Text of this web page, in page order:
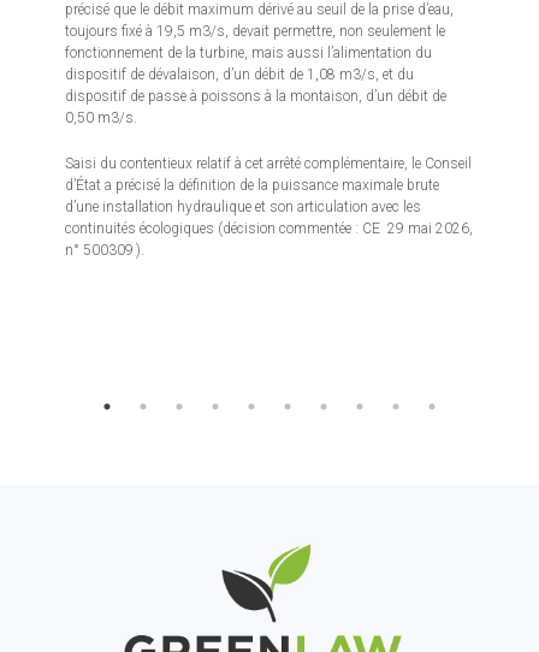
précisé que le débit maximum dérivé au seuil de la prise d’eau,
toujours fixé à 19,5 m3/s, devait permettre, non seulement le
fonctionnement de la turbine, mais aussi l’alimentation du
dispositif de dévalaison, d’un débit de 1,08 m3/s, et du
dispositif de passe à poissons à la montaison, d’un débit de
0,50 m3/s.
Saisi du contentieux relatif à cet arrêté complémentaire, le Conseil
d’État a précisé la définition de la puissance maximale brute
d’une installation hydraulique et son articulation avec les
continuités écologiques (décision commentée : CE 29 mai 2026,
n° 500309 ).